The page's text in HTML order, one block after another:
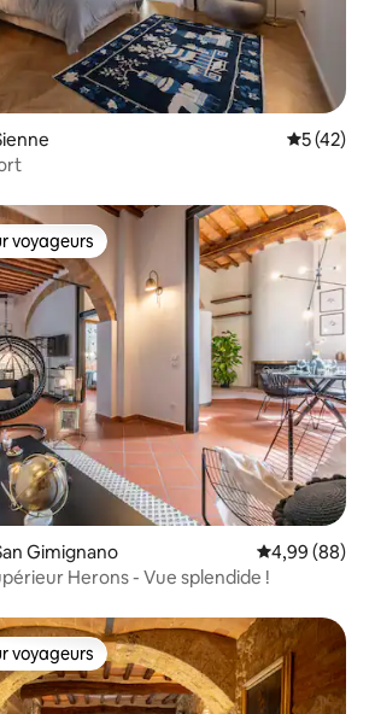
5 (42)
les plus appréciés
voyageurs
Gimignano Évaluation
4,99 (88)
Herons - Vue splendide !
les plus appréciés
voyageurs